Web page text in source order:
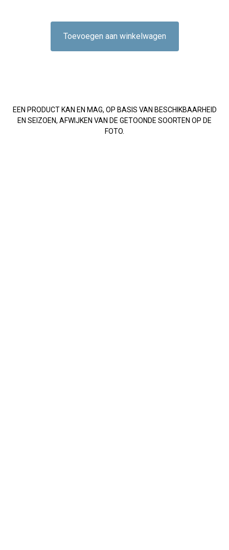
Toevoegen aan winkelwagen
EEN PRODUCT KAN EN MAG, OP BASIS VAN BESCHIKBAARHEID
EN SEIZOEN, AFWIJKEN VAN DE GETOONDE SOORTEN OP DE
FOTO.